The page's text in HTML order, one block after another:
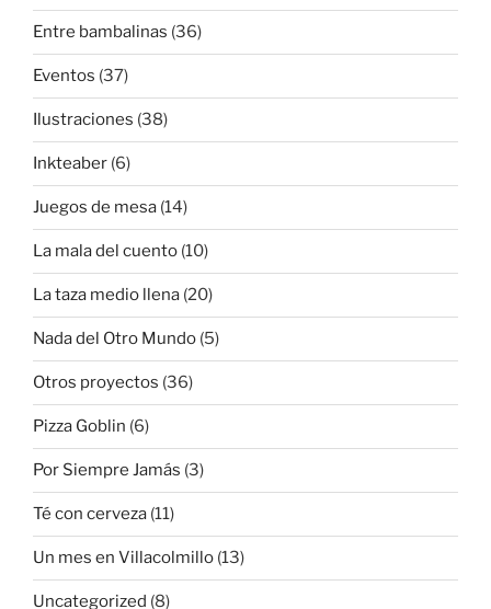
Entre bambalinas (36)
Eventos (37)
Ilustraciones (38)
Inkteaber (6)
Juegos de mesa (14)
La mala del cuento (10)
La taza medio llena (20)
Nada del Otro Mundo (5)
Otros proyectos (36)
Pizza Goblin (6)
Por Siempre Jamás (3)
Té con cerveza (11)
Un mes en Villacolmillo (13)
Uncategorized (8)